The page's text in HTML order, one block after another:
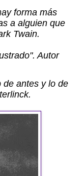
forma más
a alguien que
Twain.
Autor
de antes y lo de